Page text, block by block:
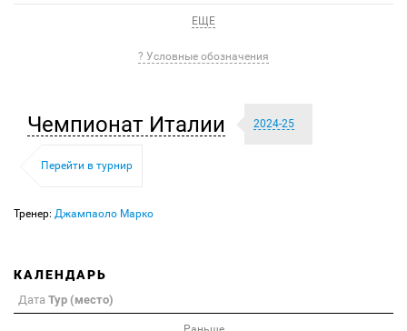
ЕЩЕ
? Условные обозначения
Чемпионат Италии 2024-25
Перейти в турнир
Тренер: Джампаоло Марко
КАЛЕНДАРЬ
Дата Тур (место)